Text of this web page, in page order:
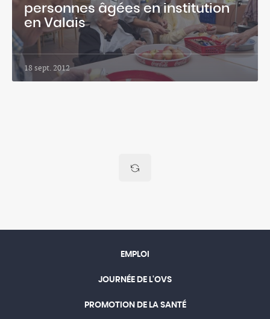
personnes âgées en institution
en Valais
18 sept. 2012
EMPLOI
JOURNÉE DE L'OVS
PROMOTION DE LA SANTÉ